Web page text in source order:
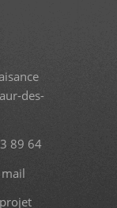
des-
89 64